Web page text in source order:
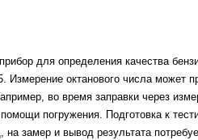
для определения качества
октанового числа может
во время заправки через
погружения. Подготовка к
на замер и вывод результата